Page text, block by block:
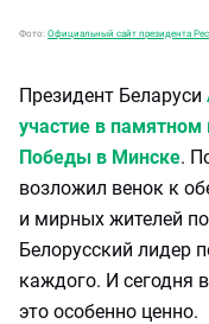
Фото: Официальный сайт президента
Президент Беларуси
участие в
Победы в Минске.
возложил венок к
и мирных жителей
Белорусский лидер
каждого. И сегодня
это особенно ценно.